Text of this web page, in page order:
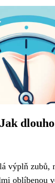
výplň zubů,
oblíbenou